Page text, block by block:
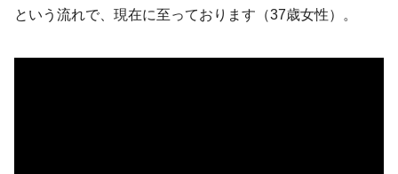
という流れで、現在に至っております（37歳女性）。